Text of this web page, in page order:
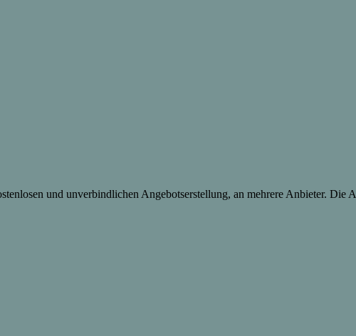
und unverbindlichen Angebotserstellung, an mehrere Anbieter.